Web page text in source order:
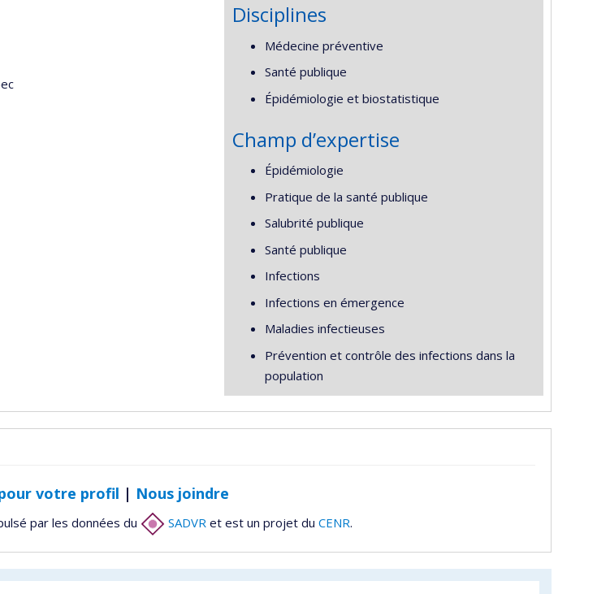
Disciplines
Médecine préventive
Santé publique
Épidémiologie et biostatistique
Champ d’expertise
Épidémiologie
Pratique de la santé publique
Salubrité publique
Santé publique
Infections
Infections en émergence
Maladies infectieuses
Prévention et contrôle des infections dans la
population
votre profil | Nous joindre
par les données du SADVR et est un projet du CENR.